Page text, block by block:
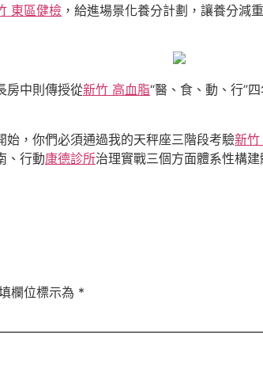
東區健檢 ，給進場景化養分計劃，讓養分減
房中則傳授從新竹 高血脂“醫、食、動、行”
，你們必須通過我的天秤座三階段考驗新竹
、行動康德診所治理實戰三個方面體系性構建
欄位標示為 *